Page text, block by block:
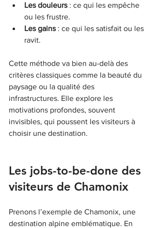
Les douleurs : ce qui les empêche
ou les frustre.
Les gains : ce qui les satisfait ou les
ravit.
Cette méthode va bien au-delà des
critères classiques comme la beauté du
paysage ou la qualité des
infrastructures. Elle explore les
motivations profondes, souvent
invisibles, qui poussent les visiteurs à
choisir une destination.
Les jobs-to-be-done des
visiteurs de Chamonix
Prenons l’exemple de Chamonix, une
destination alpine emblématique. En